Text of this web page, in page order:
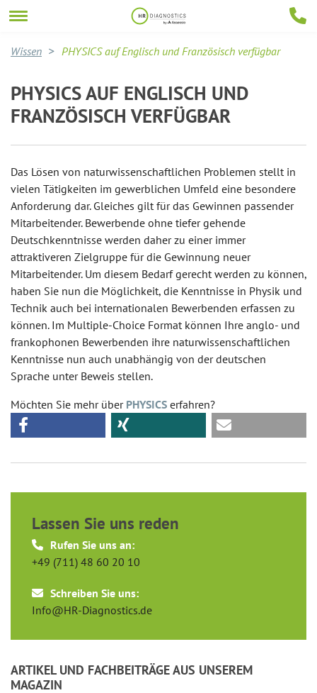
Wissen PHYSICS auf Englisch und Französisch verfügbar
PHYSICS AUF ENGLISCH UND
FRANZÖSISCH VERFÜGBAR
Das Lösen von naturwissenschaftlichen Problemen stellt in
vielen Tätigkeiten im gewerblichen Umfeld eine besondere
Anforderung dar. Gleiches gilt für das Gewinnen passender
Mitarbeitender. Bewerbende ohne tiefer gehende
Deutschkenntnisse werden daher zu einer immer
attraktiveren Zielgruppe für die Gewinnung neuer
Mitarbeitender. Um diesem Bedarf gerecht werden zu können,
haben Sie nun die Möglichkeit, die Kenntnisse in Physik und
Technik auch bei internationalen Bewerbenden erfassen zu
können. Im Multiple-Choice Format können Ihre anglo- und
frankophonen Bewerbenden ihre naturwissenschaftlichen
Kenntnisse nun auch unabhängig von der deutschen
Sprache unter Beweis stellen.
Möchten Sie mehr über PHYSICS erfahren?
Lassen Sie uns reden
Rufen Sie uns an:
+49 (711) 48 60 20 10
Schreiben Sie uns:
Info@HR-Diagnostics.de
ARTIKEL UND FACHBEITRÄGE AUS UNSEREM
MAGAZIN